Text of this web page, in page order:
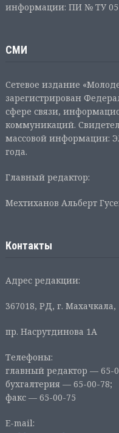
информации: ПИ № ТУ 05-
СМИ
Сетевое издание
зарегистрирован
сфере связи,
коммуникаций.
массовой информации:
года.
Главный редактор:
Мехтиханов Альберт
Контакты
Адрес редакции:
367018, РД, г. Махачкала,
пр. Насрутдинова 1А
Телефоны:
главный редактор — 65-
бухгалтерия — 65-00-78;
факс — 65-00-75
E-mail: